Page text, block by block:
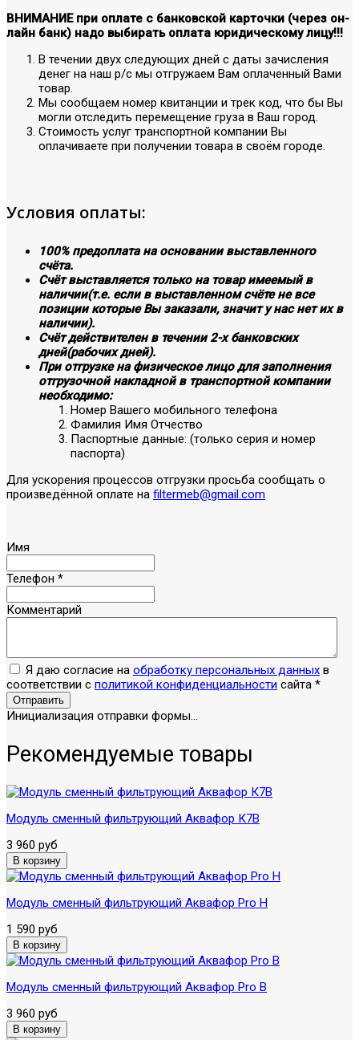
ВНИМАНИЕ при оплате с банковской карточки (через он-
лайн банк) надо выбирать оплата юридическому лицу!!!
В течении двух следующих дней с даты зачисления
денег на наш р/с мы отгружаем Вам оплаченный Вами
товар.
Мы сообщаем номер квитанции и трек код, что бы Вы
могли отследить перемещение груза в Ваш город.
Стоимость услуг транспортной компании Вы
оплачиваете при получении товара в своём городе.
Условия оплаты:
100% предоплата на основании выставленного
счёта.
Счёт выставляется только на товар имеемый в
наличии(т.е. если в выставленном счёте не все
позиции которые Вы заказали, значит у нас нет их в
наличии).
Счёт действителен в течении 2-х банковских
дней(рабочих дней).
При отгрузке на физическое лицо для заполнения
отгрузочной накладной в транспортной компании
необходимо:
Номер Вашего мобильного телефона
Фамилия Имя Отчество
Паспортные данные: (только серия и номер
паспорта)
Для ускорения процессов отгрузки просьба сообщать о
произведённой оплате на filtermeb@gmail.com
Имя
Телефон *
Комментарий
Я даю согласие на обработку персональных данных в
соответствии с политикой конфиденциальности сайта *
Отправить
Инициализация отправки формы...
Рекомендуемые товары
Модуль сменный фильтрующий Аквафор К7В
3 960 руб
Модуль сменный фильтрующий Аквафор Pro H
1 590 руб
Модуль сменный фильтрующий Аквафор Pro B
3 960 руб